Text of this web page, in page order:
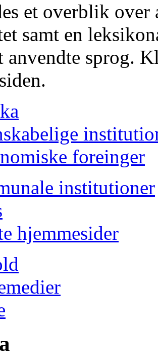
et overblik
samt en
anvendte sprog.
foreinger
institutioner
hjemmesider